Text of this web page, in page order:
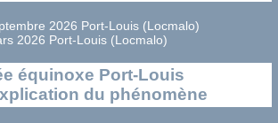
2026 Port-Louis (Locmalo)
2026 Port-Louis (Locmalo)
équinoxe Port-Louis
du phénomène